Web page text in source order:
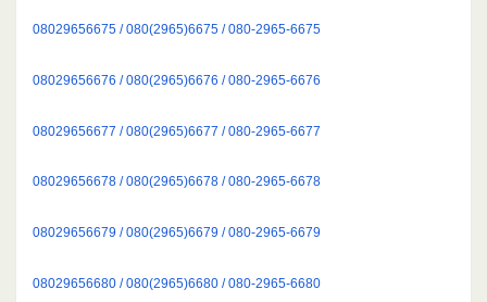
08029656675 / 080(2965)6675 / 080-2965-6675
08029656676 / 080(2965)6676 / 080-2965-6676
08029656677 / 080(2965)6677 / 080-2965-6677
08029656678 / 080(2965)6678 / 080-2965-6678
08029656679 / 080(2965)6679 / 080-2965-6679
08029656680 / 080(2965)6680 / 080-2965-6680